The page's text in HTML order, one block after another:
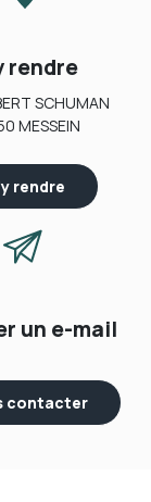
rendre
SCHUMAN
MESSEIN
rendre
un e-mail
contacter